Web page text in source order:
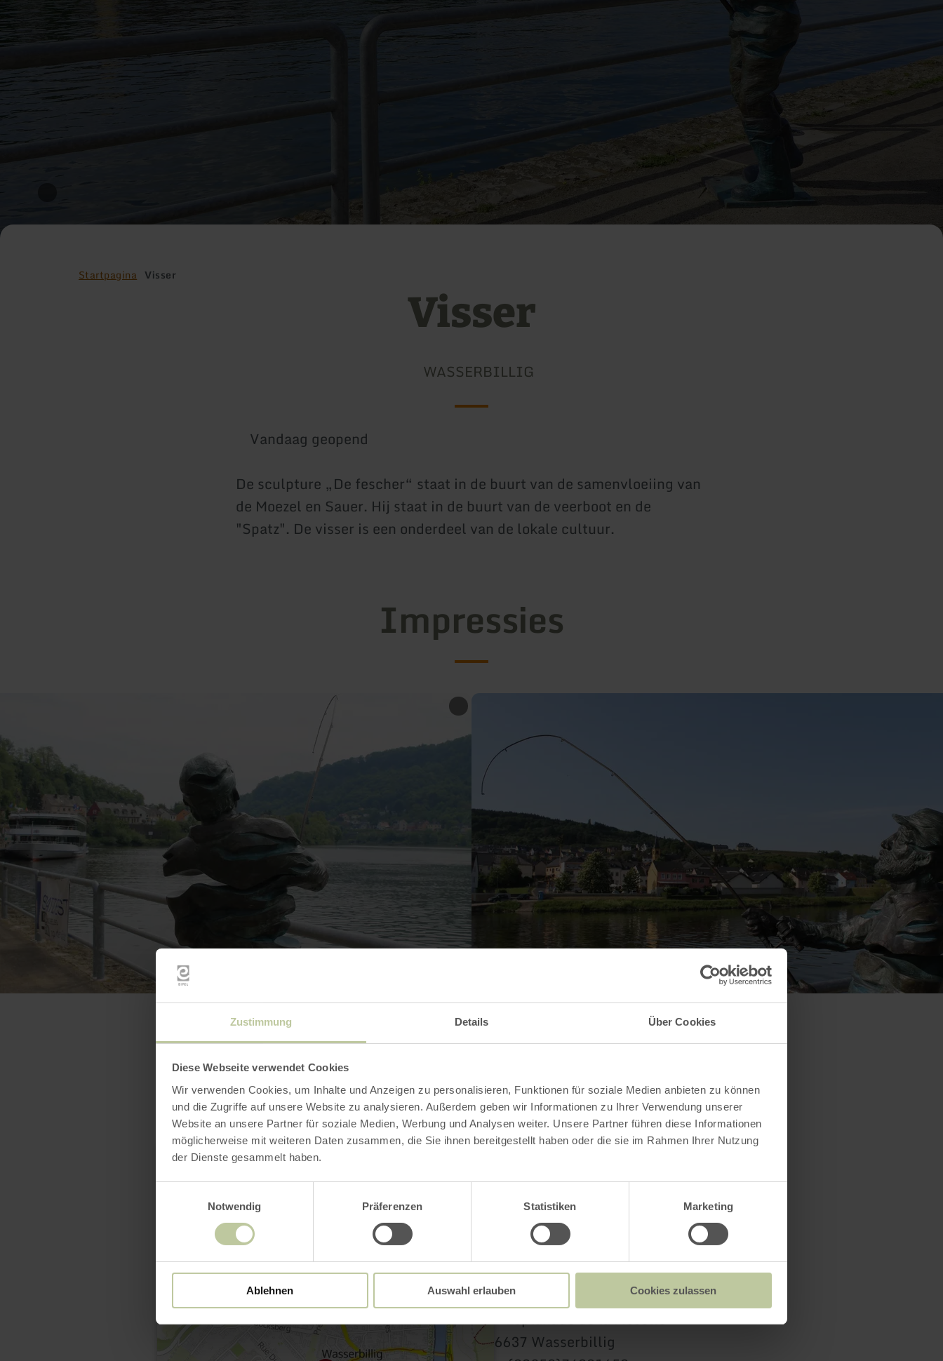
Zustimmung Details Über Cookies
Diese Webseite verwendet Cookies
Wir verwenden Cookies, um Inhalte und Anzeigen zu personalisieren, Funktionen für soziale Medien anbieten zu können
und die Zugriffe auf unsere Website zu analysieren. Außerdem geben wir Informationen zu Ihrer Verwendung unserer
Website an unsere Partner für soziale Medien, Werbung und Analysen weiter. Unsere Partner führen diese Informationen
möglicherweise mit weiteren Daten zusammen, die Sie ihnen bereitgestellt haben oder die sie im Rahmen Ihrer Nutzung
der Dienste gesammelt haben.
Notwendig
Präferenzen Statistiken Marketing
Ablehnen Auswahl erlauben Cookies zulassen
Startpagina Visser
Visser
WASSERBILLIG
Vandaag geopend
De sculpture „De fescher“ staat in de buurt van de samenvloeiing van
de Moezel en Sauer. Hij staat in de buurt van de veerboot en de
"Spatz". De visser is een onderdeel van de lokale cultuur.
Impressies
Contact
De Fescher
7 Esplanade de la Moselle
6637 Wasserbillig